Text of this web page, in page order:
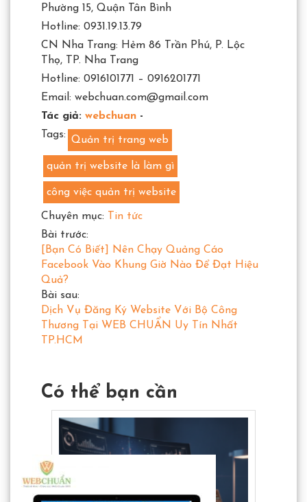
Phường 15, Quận Tân Bình
Hotline: 0931.19.13.79
CN Nha Trang: Hẻm 86 Trần Phú, P. Lộc
Thọ, TP. Nha Trang
Hotline: 0916101771 – 0916201771
Email: webchuan.com@gmail.com
Tác giả: webchuan -
Tags: Quản trị trang web
quản trị website là làm gì
công việc quản trị website
Chuyên mục:
Tin tức
Bài trước:
[Bạn Có Biết] Nên Chạy Quảng Cáo
Facebook Vào Khung Giờ Nào Để Đạt Hiệu
Quả?
Bài sau:
Dịch Vụ Đăng Ký Website Với Bộ Công
Thương Tại WEB CHUẨN Uy Tín Nhất
TP.HCM
Có thể bạn cần